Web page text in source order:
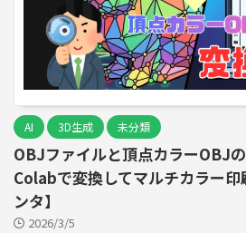
AI 3D生成 未分類
OBJファイルと頂点カラーOBJ
Colabで変換してマルチカラー印
ンタ】
2026/3/5